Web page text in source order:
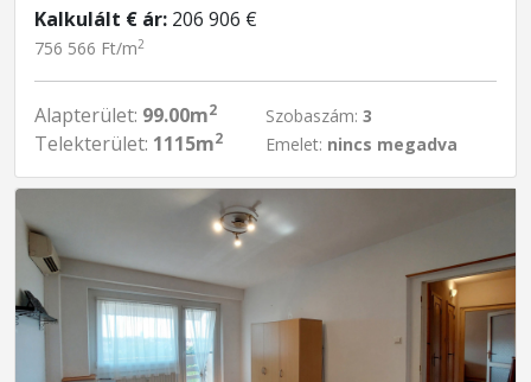
Kalkulált € ár: 206 906 €
756 566 Ft/m2
Alapterület: 99.00m2
Telekterület: 1115m2
Szobaszám: 3
Emelet: nincs megadva